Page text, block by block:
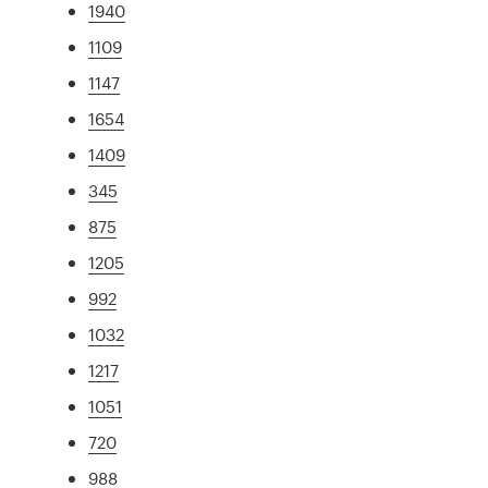
1940
1109
1147
1654
1409
345
875
1205
992
1032
1217
1051
720
988